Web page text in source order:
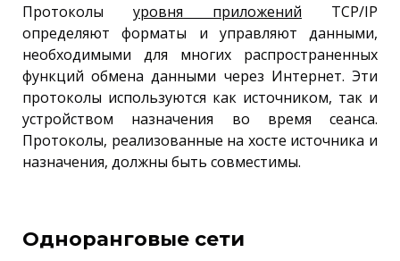
Протоколы уровня приложений TCP/IP
определяют форматы и управляют данными,
необходимыми для многих распространенных
функций обмена данными через Интернет. Эти
протоколы используются как источником, так и
устройством назначения во время сеанса.
Протоколы, реализованные на хосте источника и
назначения, должны быть совместимы.
Одноранговые сети